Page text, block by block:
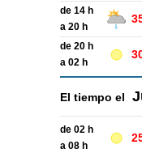
de 14 h
a 20 h
de 20 h
a 02 h
El tiempo el
de 02 h
a 08 h